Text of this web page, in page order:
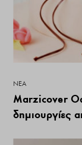
ΝΕΑ
Marzicover